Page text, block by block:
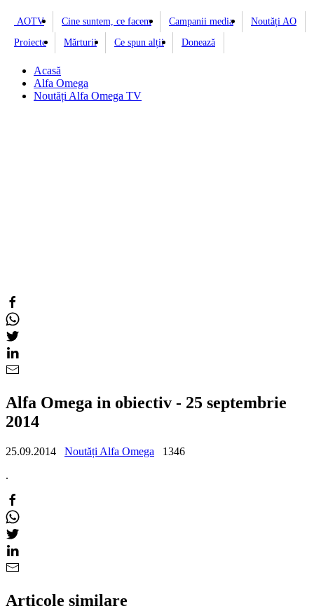
AOTV Cine suntem, ce facem Campanii media
Noutăți AO
Proiecte
Mărturii Ce spun alții Donează
Acasă
Alfa Omega
Noutăți Alfa Omega TV
Alfa Omega in obiectiv - 25 septembrie
2014
25.09.2014 Noutăți Alfa Omega
1346
.
Articole similare